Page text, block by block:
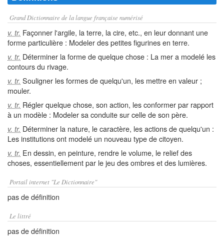
Grand Dictionnaire de la langue française numérisé
v. tr. Façonner l'argile, la terre, la cire, etc., en leur donnant une
forme particulière : Modeler des petites figurines en terre.
v. tr. Déterminer la forme de quelque chose : La mer a modelé les
contours du rivage.
v. tr. Souligner les formes de quelqu'un, les mettre en valeur ;
mouler.
v. tr. Régler quelque chose, son action, les conformer par rapport
à un modèle : Modeler sa conduite sur celle de son père.
v. tr. Déterminer la nature, le caractère, les actions de quelqu'un :
Les institutions ont modelé un nouveau type de citoyen.
v. tr. En dessin, en peinture, rendre le volume, le relief des
choses, essentiellement par le jeu des ombres et des lumières.
Portail internet "Le Dictionnaire"
pas de définition
Le littré
pas de définition